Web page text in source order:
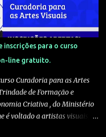
inscrições para o curso
line gratuito.
Curadoria para as Artes
de Formação e
Criativa , do Ministério
é voltado a artistas visuais,